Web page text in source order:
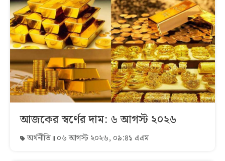
আজকের স্বর্ণের দাম: ৬ আগস্ট ২০২৬
অর্থনীতি ০৬ আগস্ট ২০২৬, ০৯:৪১ এএম